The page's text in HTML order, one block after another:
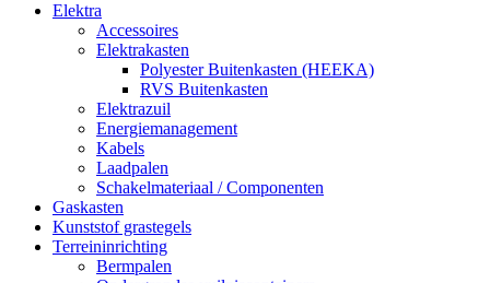
Elektra
Accessoires
Elektrakasten
Polyester Buitenkasten (HEEKA)
RVS Buitenkasten
Elektrazuil
Energiemanagement
Kabels
Laadpalen
Schakelmateriaal / Componenten
Gaskasten
Kunststof grastegels
Terreininrichting
Bermpalen